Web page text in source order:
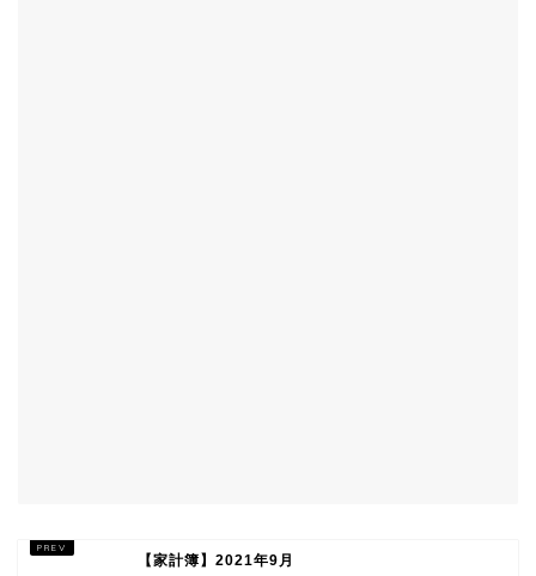
【家計簿】2021年9月